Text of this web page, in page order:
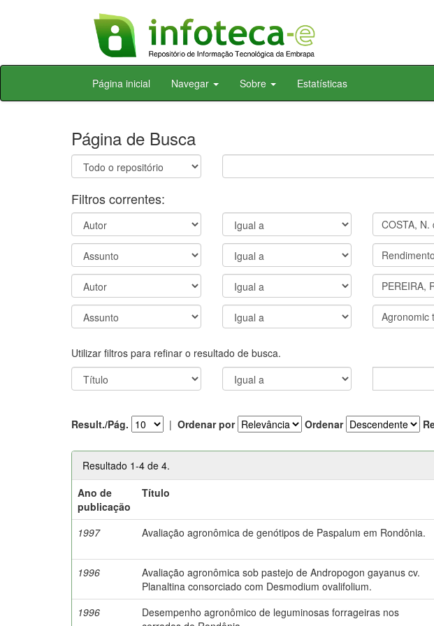
Skip
Página inicial Navegar Sobre Estatísticas
Página de Busca
Filtros correntes:
Utilizar filtros para refinar o resultado de busca.
Result./Pág. | Ordenar por Ordenar
Resultado 1-4 de 4.
Ano de
publicação
Título
1997 Avaliação agronômica de genótipos de Paspalum em Rondônia.
1996
Avaliação agronômica sob pastejo de Andropogon gayanus cv.
Planaltina consorciado com Desmodium ovalifolium.
1996
Desempenho agronômico de leguminosas forrageiras nos